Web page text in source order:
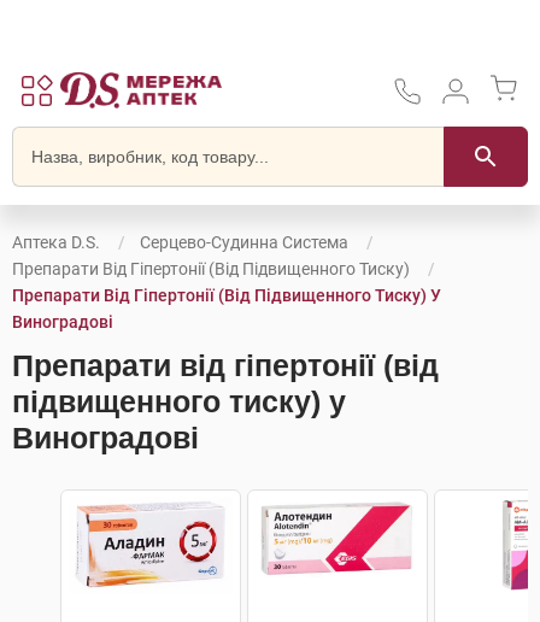
Аптека D.S.
Серцево-Судинна Система
Препарати Від Гіпертонії (від Підвищенного Тиску)
Препарати Від Гіпертонії (від Підвищенного Тиску) У
Виноградові
Препарати від гіпертонії (від
підвищенного тиску) у
Виноградові